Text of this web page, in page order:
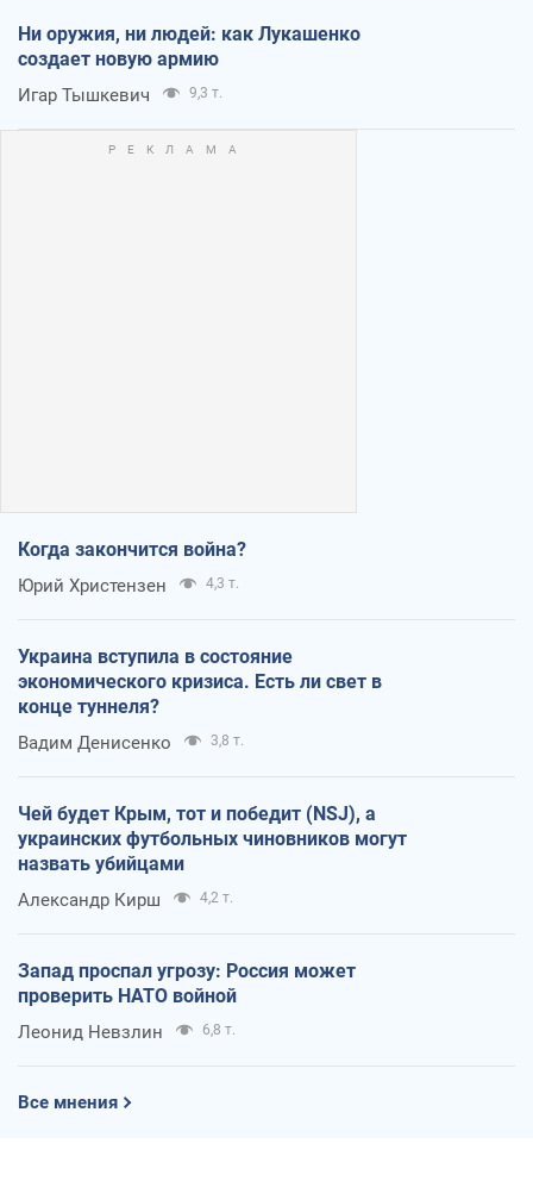
Ни оружия, ни людей: как Лукашенко
создает новую армию
Игар Тышкевич 9,3 т.
Когда закончится война?
Юрий Христензен 4,3 т.
Украина вступила в состояние
экономического кризиса. Есть ли свет в
конце туннеля?
Вадим Денисенко 3,8 т.
Чей будет Крым, тот и победит (NSJ), а
украинских футбольных чиновников могут
назвать убийцами
Александр Кирш 4,2 т.
Запад проспал угрозу: Россия может
проверить НАТО войной
Леонид Невзлин 6,8 т.
Все мнения